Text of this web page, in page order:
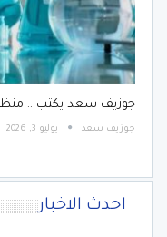
جوزيف سعد يكتب ..
جوزيف سعد يوليو 3, 2026
احدث الاخبار